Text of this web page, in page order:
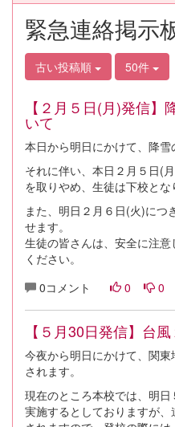
緊急連絡掲示
古い投稿順 50件
【２月５日(月)発信
いて
本日から明日にかけて、降雪
それに伴い、本日２月５日(
を取りやめ、生徒は下校とな
また、明日２月６日(火)につ
せます。
生徒の皆さんは、安全に注
ください。
0コメント
0 0
【５月30日発信】台
今夜から明日にかけて、関
されます。
現在のところ本校では、明
実施するとしておりますが